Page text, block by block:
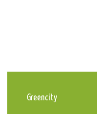
Greencity